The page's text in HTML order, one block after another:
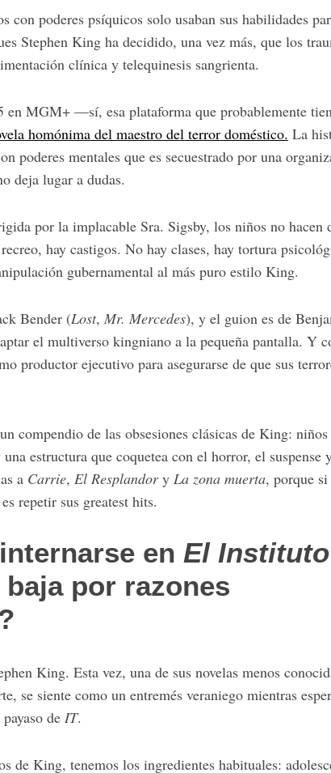
con poderes psíquicos solo usaban sus habilidades
Stephen King ha decidido, una vez más, que los
clínica y telequinesis sangrienta.
en MGM+ —sí, esa plataforma que probablemente
homónima del maestro del terror doméstico. La
poderes mentales que es secuestrado por una
deja lugar a dudas.
por la implacable Sra. Sigsby, los niños no hacen
hay castigos. No hay clases, hay tortura
gubernamental al más puro estilo King.
Bender (Lost, Mr. Mercedes), y el guion es de
el multiverso kingniano a la pequeña pantalla. Y
productor ejecutivo para asegurarse de que sus
compendio de las obsesiones clásicas de King:
estructura que coquetea con el horror, el suspense
a Carrie, El Resplandory La zona muerta, porque
repetir sus greatest hits.
en El Instituto
por razones
King. Esta vez, una de sus novelas menos
se siente como un entremés veraniego mientras
de IT.
de King, tenemos los ingredientes habituales: